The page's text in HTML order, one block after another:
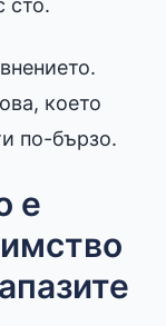
сто.
което
по-бързо.
е